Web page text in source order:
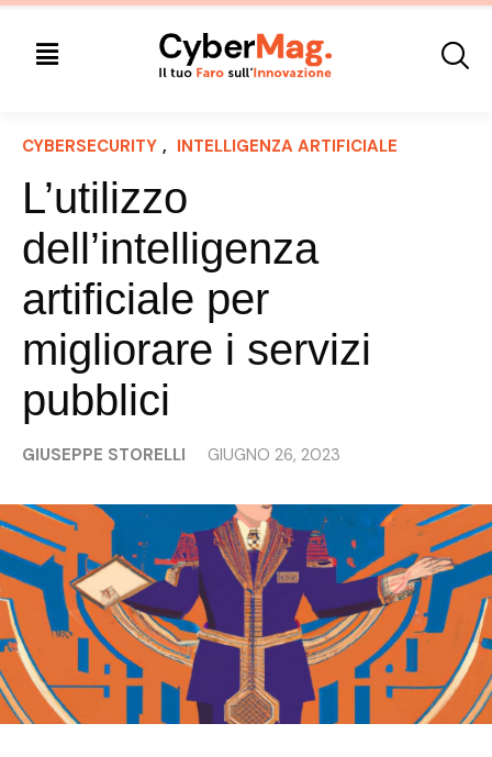
CYBERSECURITY , INTELLIGENZA ARTIFICIALE
L’utilizzo
dell’intelligenza
artificiale per
migliorare i servizi
pubblici
GIUSEPPE STORELLI GIUGNO 26, 2023